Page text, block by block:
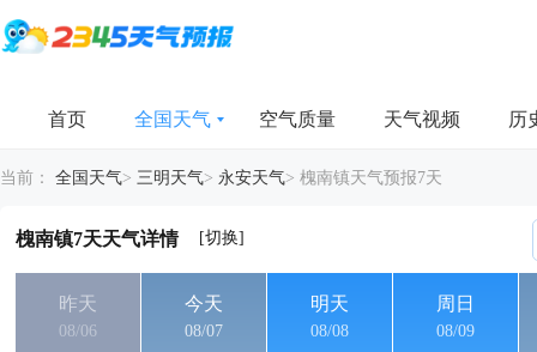
首页 全国天气 空气质量 天气视频 历
当前： 全国天气> 三明天气> 永安天气> 槐南镇天气预报7天
槐南镇7天天气详情 [切换]
昨天
08/06
今天
08/07
明天
08/08
周日
08/09